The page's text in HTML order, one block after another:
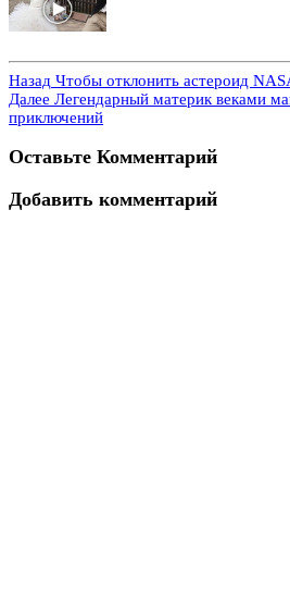
Назад Чтобы отклонить астероид
Далее Легендарный материк веками
приключений
Оставьте Комментарий
Добавить комментарий